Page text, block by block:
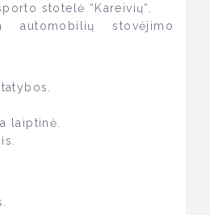
stotelė “Kareivių“.
automobilių stovėjimo
laiptinė.